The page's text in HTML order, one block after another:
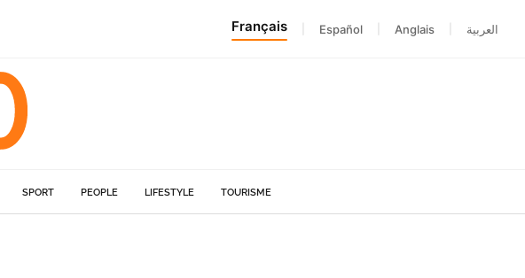
Français Español Anglais العربية
SPORT PEOPLE LIFESTYLE TOURISME